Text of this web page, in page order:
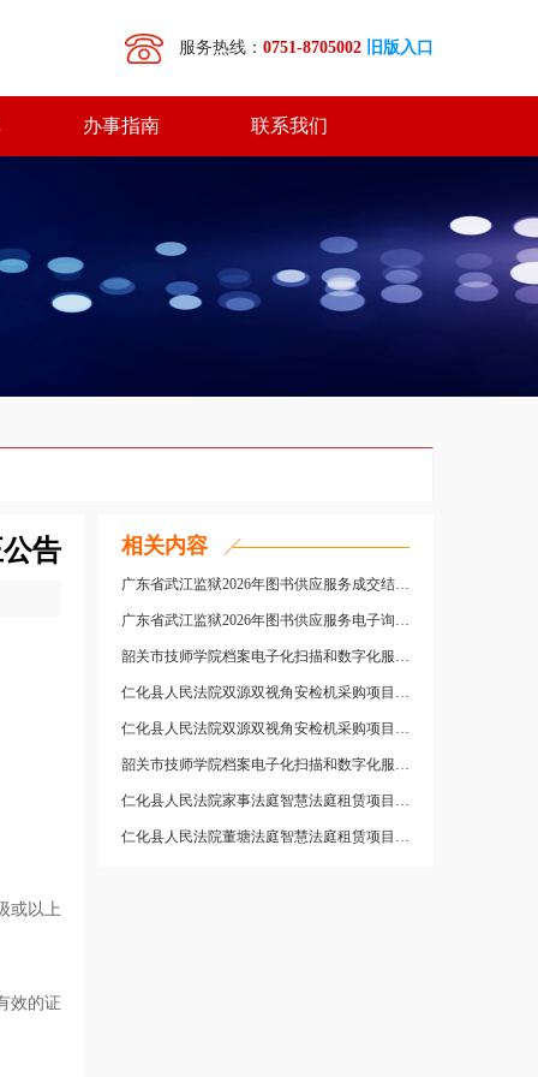
服务热线： 0751-8705002 旧版入口
办事指南 联系我们
告
或以上
效的证
相关内容
广东省武江监狱2026年图书供应服务成交结果公告
广东省武江监狱2026年图书供应服务电子询价公告
韶关市技师学院档案电子化扫描和数字化服务采购项目成交公告
仁化县人民法院双源双视角安检机采购项目成交结果公告
仁化县人民法院双源双视角安检机采购项目电子询价公告
韶关市技师学院档案电子化扫描和数字化服务采购项目竞价公告
仁化县人民法院家事法庭智慧法庭租赁项目成交结果公告
仁化县人民法院董塘法庭智慧法庭租赁项目成交结果公告